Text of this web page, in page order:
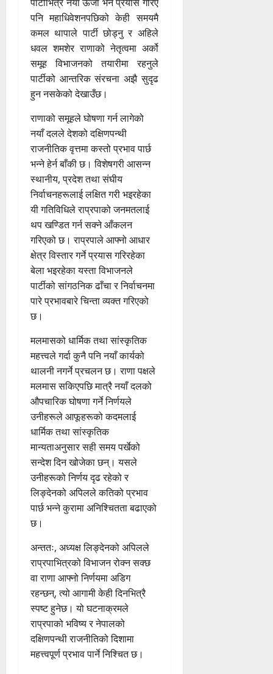
पनि महाधिवेशनपछिको केही समयमै
कमल थापाले पार्टी छोड्नु र अहिले
धवल शमशेर राणाको नेतृत्वमा अर्को
समूह विभाजनको तयारीमा रहनुले
पार्टीको आन्तरिक संरचना अझै सुदृढ
हुन नसकेको देखाउँछ।
राणाको समूहले घोषणा गर्न लागेको
नयाँ दलले देशको दक्षिणपन्थी
राजनीतिक वृत्तमा कस्तो प्रभाव पार्छ
भन्ने हेर्न बाँकी छ। विशेषगरी आसन्न
स्थानीय, प्रदेश तथा संघीय
निर्वाचनहरूलाई लक्षित गरी भइरहेका
यी गतिविधिले राप्रपाको जनमतलाई
थप खण्डित गर्न सक्ने आँकलन
गरिएको छ। राप्रपाले आफ्नो आधार
क्षेत्र विस्तार गर्ने प्रयास गरिरहेका
बेला भइरहेका यस्ता विभाजनले
पार्टीको सांगठनिक ढाँचा र निर्वाचनमा
पारे प्रभावबारे चिन्ता व्यक्त गरिएको
छ।
मलमासको धार्मिक तथा सांस्कृतिक
महत्त्वले गर्दा कुनै पनि नयाँ कार्यको
थालनी नगर्ने प्रचलन छ। राणा पक्षले
मलमास सकिएपछि मात्रै नयाँ दलको
औपचारिक घोषणा गर्ने निर्णयले
उनीहरूले आफूहरूको कदमलाई
धार्मिक तथा सांस्कृतिक
मान्यताअनुसार सही समय पर्खेको
सन्देश दिन खोजेका छन्। यसले
उनीहरूको निर्णय दृढ रहेको र
लिङ्देनको अपिलले कतिको प्रभाव
पार्छ भन्ने कुरामा अनिश्चितता बढाएको
छ।
अन्ततः, अध्यक्ष लिङ्देनको अपिलले
राप्रपाभित्रको विभाजन रोक्न सक्छ
वा राणा आफ्नो निर्णयमा अडिग
रहन्छन्, त्यो आगामी केही दिनभित्रै
स्पष्ट हुनेछ। यो घटनाक्रमले
राप्रपाको भविष्य र नेपालको
दक्षिणपन्थी राजनीतिको दिशामा
महत्त्वपूर्ण प्रभाव पार्ने निश्चित छ।